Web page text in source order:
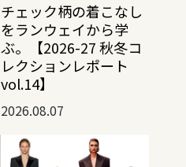
チェック柄の着こなし
をランウェイから学
ぶ。【2026-27 秋冬コ
レクションレポート
vol.14】
2026.08.07